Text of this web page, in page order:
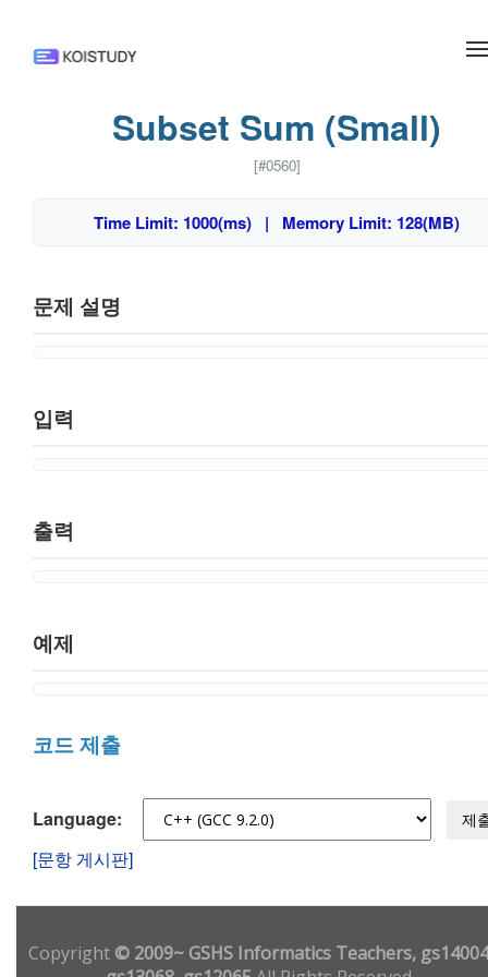
Subset Sum (Small)
[#0560]
Time Limit: 1000(ms) | Memory Limit: 128(MB)
문제 설명
입력
출력
예제
코드 제출
Language: 제
[문항 게시판]
Copyright© 2009~ GSHS Informatics Teachers,